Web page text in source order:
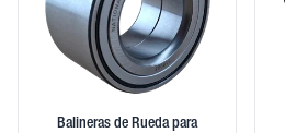
Balineras de Rueda para